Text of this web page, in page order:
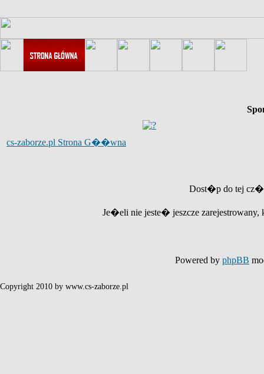
cs-zaborze.pl Strona G��wna
Dost�p do tej
Je�eli nie jeste� jeszcze
Powered by phpBB
Copyright 2010 by www.cs-zaborze.pl